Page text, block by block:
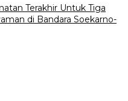
Terakhir Untuk Tiga
di Bandara Soekarno-